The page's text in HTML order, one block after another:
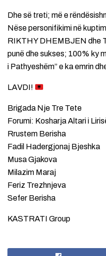
Dhe së treti; më e
Nëse personifikimi në
RIKTHY DHEMBJEN dhe
punë dhe sukses; 100% ky
i Pathyeshëm” e ka emrin
LAVDI!
Brigada Nje Tre Tete
Forumi: Kosharja Altari i
Rrustem Berisha
Fadil Hadergjonaj Bjeshka
Musa Gjakova
Milazim Maraj
Feriz Trezhnjeva
Sefer Berisha
KASTRATI Group